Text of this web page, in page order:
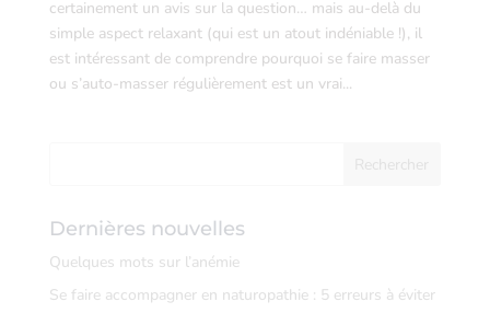
certainement un avis sur la question… mais au-delà du
simple aspect relaxant (qui est un atout indéniable !), il
est intéressant de comprendre pourquoi se faire masser
ou s’auto-masser régulièrement est un vrai...
Dernières nouvelles
Quelques mots sur l’anémie
Se faire accompagner en naturopathie : 5 erreurs à éviter